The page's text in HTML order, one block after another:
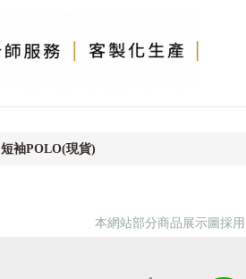
短袖POLO(現貨)
本網站部分商品展示圖採